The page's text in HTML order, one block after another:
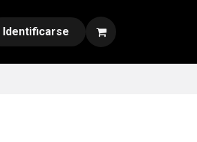
Nuestras Redes y Canales de Venta
Identificarse